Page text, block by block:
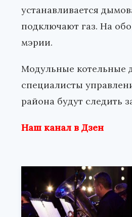
устанавливается
подключают газ. На
мэрии.
Модульные котельные
специалисты
района будут следить
Наш канал в Дзен